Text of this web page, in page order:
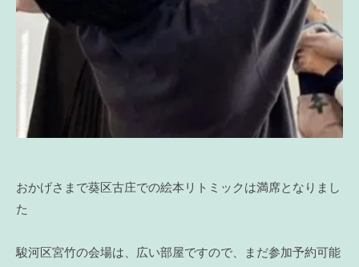
おかげさまで葵区古庄での絵本リトミックは満席となりまし
た
駿河区宮竹の会場は、広い部屋ですので、まだ参加予約可能